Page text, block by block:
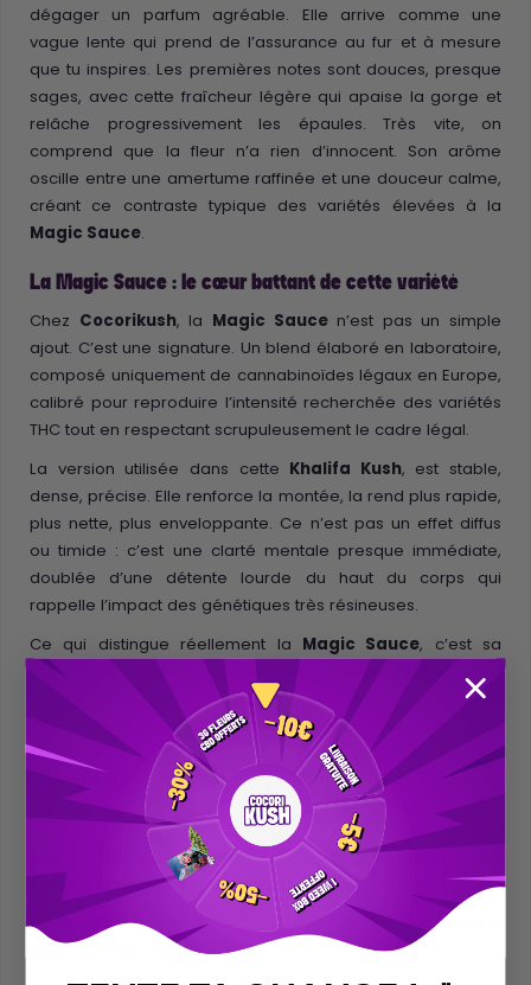
dégager un parfum agréable. Elle arrive comme une
vague lente qui prend de l’assurance au fur et à mesure
que tu inspires. Les premières notes sont douces, presque
sages, avec cette fraîcheur légère qui apaise la gorge et
relâche progressivement les épaules. Très vite, on
comprend que la fleur n’a rien d’innocent. Son arôme
oscille entre une amertume raffinée et une douceur calme,
créant ce contraste typique des variétés élevées à la
Magic Sauce.
La Magic Sauce : le cœur battant de cette variété
Chez Cocorikush, la Magic Saucen’est pas un simple
ajout. C’est une signature. Un blend élaboré en laboratoire,
composé uniquement de cannabinoïdes légaux en Europe,
calibré pour reproduire l’intensité recherchée des variétés
THC tout en respectant scrupuleusement le cadre légal.
La version utilisée dans cette Khalifa Kush, est stable,
dense, précise. Elle renforce la montée, la rend plus rapide,
plus nette, plus enveloppante. Ce n’est pas un effet diffus
ou timide : c’est une clarté mentale presque immédiate,
doublée d’une détente lourde du haut du corps qui
rappelle l’impact des génétiques très résineuses.
Ce qui distingue réellement la Magic Sauce, c’est sa
capacité à créer une
sensation proche du THC
jamais franchir la frontière. Pas d’illégalité, mais une vraie
intensité, une vraie présence, un vrai "poids" aromatique et
sensoriel. Pour beaucoup de consommateurs, c’est
l’alternative la plus convaincantedisponible
aujourd’hui.
Une alternative au THC pensée pour les
consommateurs expérimentés
La Khalifa Kush 50% Magic Sauce n’a pas été conçue
pour les débutants. Sa puissance peut surprendre, et sa
montée franche ne laisse que peu de marge de